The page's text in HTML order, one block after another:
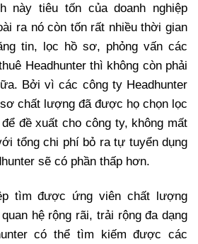
này tiêu tốn của doanh nghiệp
ra nó còn tốn rất nhiều thời gian
tin, lọc hồ sơ, phỏng vấn các
Headhunter thì không còn phải
Bởi vì các công ty Headhunter
chất lượng đã được họ chọn lọc
đề xuất cho công ty, không mất
tổng chi phí bỏ ra tự tuyển dụng
sẽ có phần thấp hơn.
tìm được ứng viên chất lượng
hệ rộng rãi, trải rộng đa dạng
có thể tìm kiếm được các